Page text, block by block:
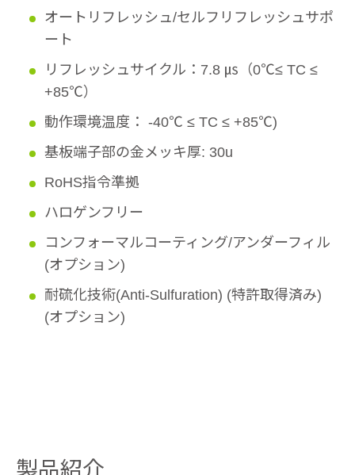
オートリフレッシュ/セルフリフレッシュサポ
ート
リフレッシュサイクル：7.8 ㎲（0℃≤ TC ≤
+85℃）
動作環境温度： -40℃ ≤ TC ≤ +85℃)
基板端子部の金メッキ厚: 30u
RoHS指令準拠
ハロゲンフリー
コンフォーマルコーティング/アンダーフィル
(オプション)
耐硫化技術(Anti-Sulfuration) (特許取得済み)
(オプション)
製品紹介